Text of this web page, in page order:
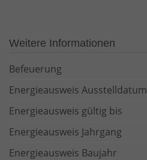
Weitere Informationen
Befeuerung
Energieausweis Ausstelldatum
Energieausweis gültig bis
Energieausweis Jahrgang
Energieausweis Baujahr